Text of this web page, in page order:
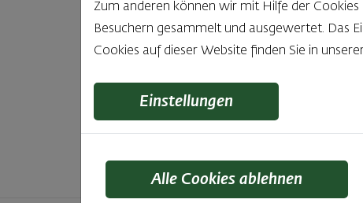
Unsere
Zum anderen können wir mit Hilfe der
Besuchern gesammelt und ausgewertet. Das
Cookies auf dieser Website finden Sie in
Einstellungen
Alle Cookies ablehnen